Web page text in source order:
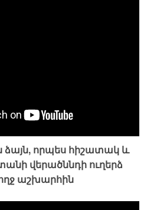
ձայն, որպես հիշատակ և
վերածննդի ուղերձ
աշխարհին